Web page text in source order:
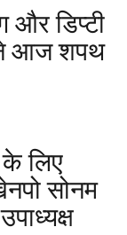
और डिप्टी
आज शपथ
के लिए
सोनम